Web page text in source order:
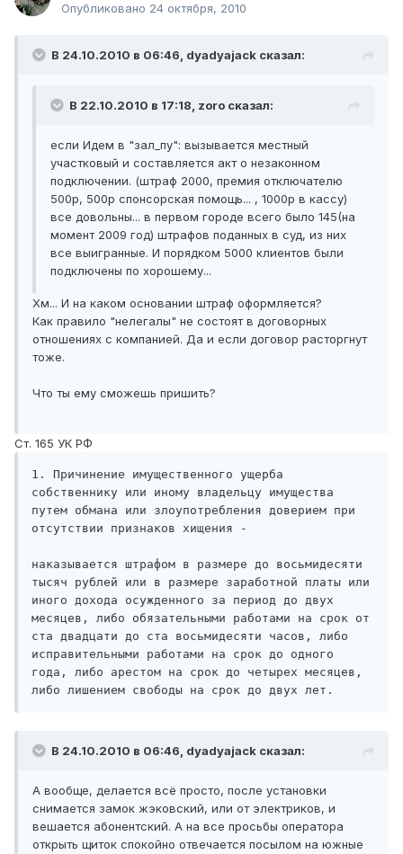
Опубликовано 24 октября, 2010
В 24.10.2010 в 06:46, dyadyajack сказал:
В 22.10.2010 в 17:18, zoro сказал:
если Идем в "зал_пу": вызывается местный
участковый и составляется акт о незаконном
подключении. (штраф 2000, премия отключателю
500р, 500р спонсорская помощь... , 1000р в кассу)
все довольны... в первом городе всего было 145(на
момент 2009 год) штрафов поданных в суд, из них
все выигранные. И порядком 5000 клиентов были
подключены по хорошему...
Хм... И на каком основании штраф оформляется?
Как правило "нелегалы" не состоят в договорных
отношениях с компанией. Да и если договор расторгнут
тоже.
Что ты ему сможешь пришить?
Ст. 165 УК РФ
1. Причинение имущественного ущерба
собственнику или иному владельцу имущества
путем обмана или злоупотребления доверием при
отсутствии признаков хищения -
наказывается штрафом в размере до восьмидесяти
тысяч рублей или в размере заработной платы или
иного дохода осужденного за период до двух
месяцев, либо обязательными работами на срок от
ста двадцати до ста восьмидесяти часов, либо
исправительными работами на срок до одного
года, либо арестом на срок до четырех месяцев,
либо лишением свободы на срок до двух лет.
В 24.10.2010 в 06:46, dyadyajack сказал:
А вообще, делается всё просто, после установки
снимается замок жэковский, или от электриков, и
вешается абонентский. А на все просьбы оператора
открыть щиток спокойно отвечается посылом на южные